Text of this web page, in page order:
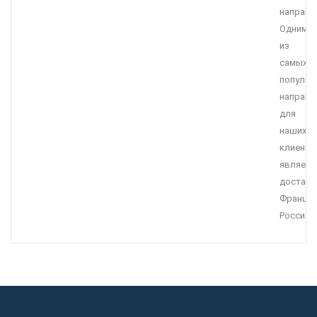
Одним
из
самых
для
наших
Россия.